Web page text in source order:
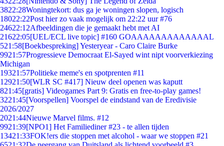
3822:28Woningtekort: dus ga je woningen slopen, logisch
18022:22Post hier zo vaak mogelijk om 22:22 uur #76
24622:12Afbeeldingen die je gemaakt hebt met AI
21622:05[UEL/ECL live topic] #160 GOAAAAAAAAAAAAAL
521:58[Boekbespreking] Yesteryear - Caro Claire Burke
9921:57Progressieve Democraat El-Sayed wint nipt voorverkiezing
Michigan
19321:57Politieke meme's en spotprenten #11
12921:50[WLR SC #417] Nieuw deel openen was kaputt
821:45[gratis] Videogames Part 9: Gratis en free-to-play games!
3221:45[Voorspellen] Voorspel de eindstand van de Eredivisie
2026/2027
2021:44Nieuwe Marvel films. #12
9921:39[NPO1] Het Familiediner #23 - te allen tijden
13421:33FOK!ers die stoppen met alcohol - waar we stoppen #21